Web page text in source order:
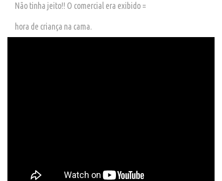
Não tinha jeito!! O comercial era exibido =
hora de criança na cama.